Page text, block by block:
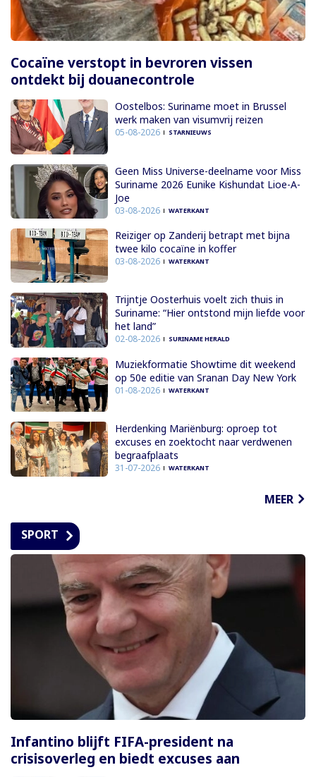
Cocaïne verstopt in bevroren vissen
ontdekt bij douanecontrole
Oostelbos: Suriname moet in Brussel
werk maken van visumvrij reizen
05-08-2026 STARNIEUWS
Geen Miss Universe-deelname voor Miss
Suriname 2026 Eunike Kishundat Lioe-A-
Joe
03-08-2026 WATERKANT
Reiziger op Zanderij betrapt met bijna
twee kilo cocaïne in koffer
03-08-2026 WATERKANT
Trijntje Oosterhuis voelt zich thuis in
Suriname: “Hier ontstond mijn liefde voor
het land”
02-08-2026 SURINAME HERALD
Muziekformatie Showtime dit weekend
op 50e editie van Sranan Day New York
01-08-2026 WATERKANT
Herdenking Mariënburg: oproep tot
excuses en zoektocht naar verdwenen
begraafplaats
31-07-2026 WATERKANT
MEER
SPORT
Infantino blijft FIFA-president na
crisisoverleg en biedt excuses aan